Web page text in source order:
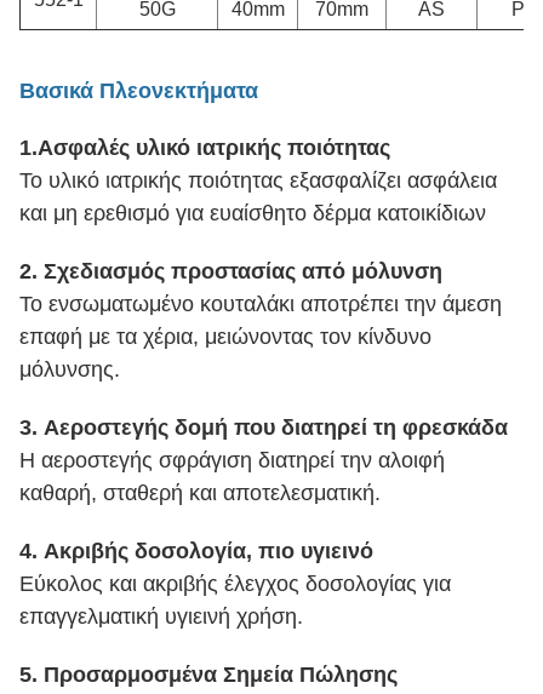
50G
40mm 70mm AS PP
Βασικά Πλεονεκτήματα
1.Ασφαλές υλικό ιατρικής ποιότητας
Το υλικό ιατρικής ποιότητας εξασφαλίζει ασφάλεια
και μη ερεθισμό για ευαίσθητο δέρμα κατοικίδιων
2. Σχεδιασμός προστασίας από μόλυνση
Το ενσωματωμένο κουταλάκι αποτρέπει την άμεση
επαφή με τα χέρια, μειώνοντας τον κίνδυνο
μόλυνσης.
3. Αεροστεγής δομή που διατηρεί τη φρεσκάδα
Η αεροστεγής σφράγιση διατηρεί την αλοιφή
καθαρή, σταθερή και αποτελεσματική.
4. Ακριβής δοσολογία, πιο υγιεινό
Εύκολος και ακριβής έλεγχος δοσολογίας για
επαγγελματική υγιεινή χρήση.
5. Προσαρμοσμένα Σημεία Πώλησης